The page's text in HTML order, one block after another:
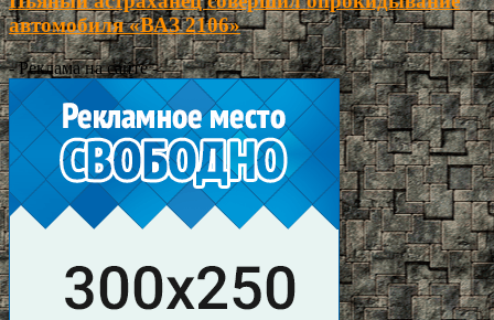
автомобиля «ВАЗ 2106»
- Реклама на сайте -